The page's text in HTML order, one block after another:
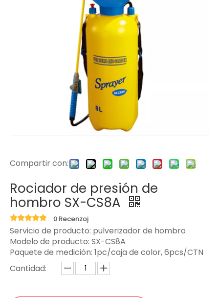
Compartir con:
Rociador de presión de
hombro SX-CS8A
0 Recenzoj
Servicio de producto: pulverizador de hombro
Modelo de producto: SX-CS8A
Paquete de medición: 1pc/caja de color, 6pcs/CTN
Cantidad: